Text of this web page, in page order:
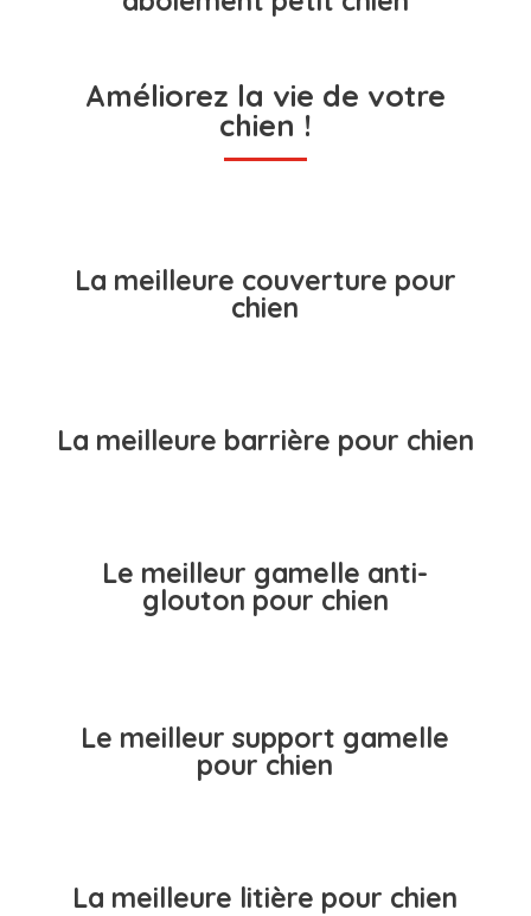
Améliorez la vie de votre
chien !
La meilleure couverture pour
chien
La meilleure barrière pour chien
Le meilleur gamelle anti-
glouton pour chien
Le meilleur support gamelle
pour chien
La meilleure litière pour chien